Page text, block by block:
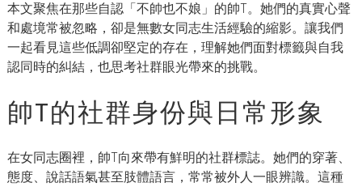
本文聚焦在那些自認「不帥也不娘」的帥T。她們的真實心聲
和處境常被忽略，卻是無數女同志生活經驗的縮影。讓我們
一起看見這些低調卻堅定的存在，理解她們面對標籤與自我
認同時的糾結，也思考社群眼光帶來的挑戰。
帥T的社群身份與日常形象
在女同志圈裡，帥T向來帶有鮮明的社群標誌。她們的穿著、
態度、說話語氣甚至肢體語言，常常被外人一眼辨識。這種